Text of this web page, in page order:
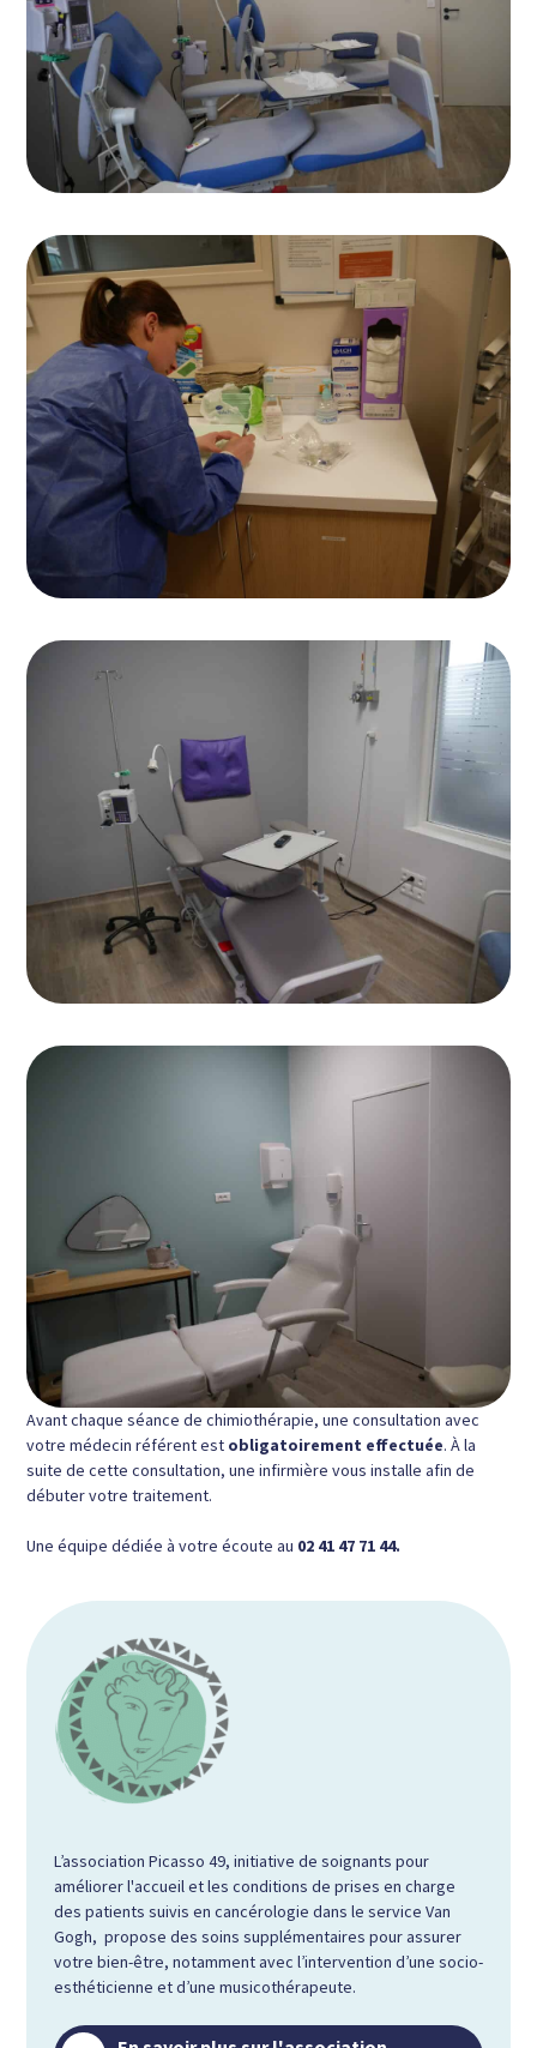
Avant chaque séance de chimiothérapie, une consultation avec
votre médecin référent est obligatoirement effectuée. À la
suite de cette consultation, une infirmière vous installe afin de
débuter votre traitement.
Une équipe dédiée à votre écoute au 02 41 47 71 44.
L’association Picasso 49, initiative de soignants pour
améliorer l'accueil et les conditions de prises en charge
des patients suivis en cancérologie dans le service Van
Gogh, propose des soins supplémentaires pour assurer
votre bien-être, notamment avec l’intervention d’une socio-
esthéticienne et d’une musicothérapeute.